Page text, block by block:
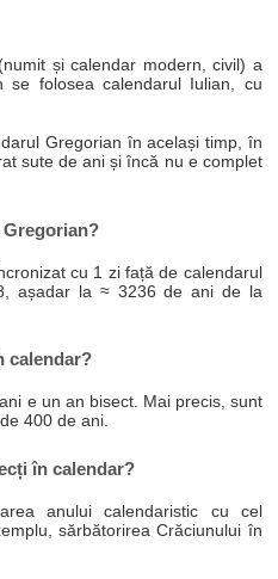
și calendar modern, civil) a
folosea calendarul Iulian, cu
Gregorian în același timp, în
sute de ani și încă nu e complet
Gregorian?
cu 1 zi față de calendarul
așadar la ≈ 3236 de ani de la
calendar?
e un an bisect. Mai precis, sunt
400 de ani.
în calendar?
anului calendaristic cu cel
sărbătorirea Crăciunului în